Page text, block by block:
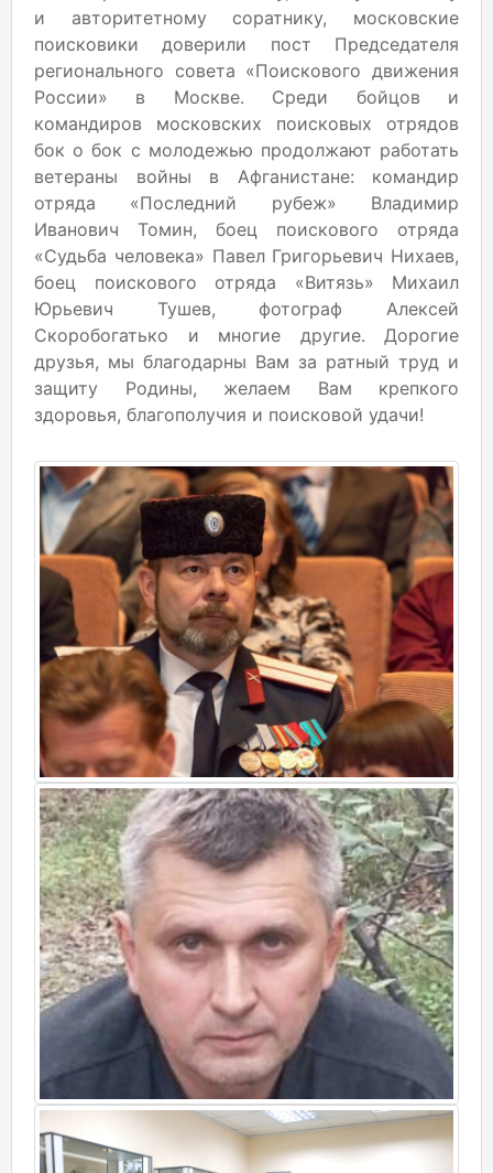
и авторитетному соратнику, московские
поисковики доверили пост Председателя
регионального совета «Поискового движения
России» в Москве. Среди бойцов и
командиров московских поисковых отрядов
бок о бок с молодежью продолжают работать
ветераны войны в Афганистане: командир
отряда «Последний рубеж» Владимир
Иванович Томин, боец поискового отряда
«Судьба человека» Павел Григорьевич Нихаев,
боец поискового отряда «Витязь» Михаил
Юрьевич Тушев, фотограф Алексей
Скоробогатько и многие другие. Дорогие
друзья, мы благодарны Вам за ратный труд и
защиту Родины, желаем Вам крепкого
здоровья, благополучия и поисковой удачи!